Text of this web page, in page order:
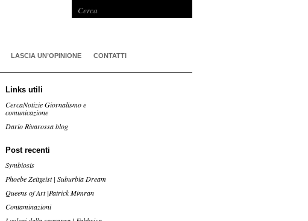
LASCIA UN’OPINIONE CONTATTI
Links utili
CercaNotizie Giornalismo e
comunicazione
Dario Rivarossa blog
Post recenti
Symbiosis
Phoebe Zeitgeist | Suburbia Dream
Queens of Art |Patrick Mimran
Contaminazioni